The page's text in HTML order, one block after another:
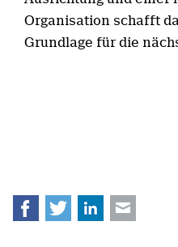
Organisation schafft
Grundlage für die
Facebook
TwitterLinkedIn
E-mail